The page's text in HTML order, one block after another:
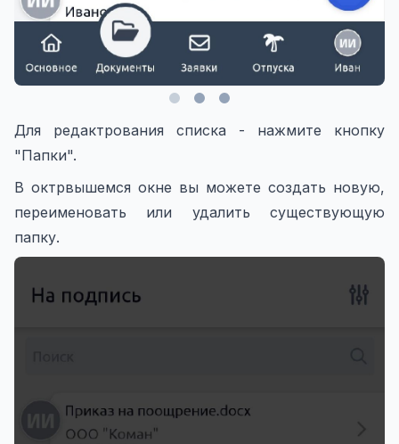
Для редактрования списка - нажмите кнопку
"Папки".
В октрвышемся окне вы можете создать новую,
переименовать или удалить существующую
папку.